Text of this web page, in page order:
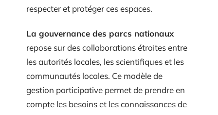
respecter et protéger ces espaces.
La gouvernance des parcs nationaux
repose sur des collaborations étroites entre
les autorités locales, les scientifiques et les
communautés locales. Ce modèle de
gestion participative permet de prendre en
compte les besoins et les connaissances de